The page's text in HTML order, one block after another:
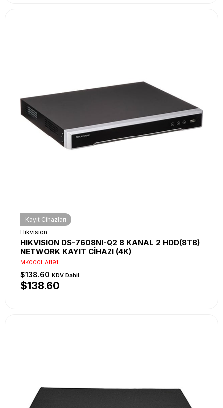
Kayıt Cihazları
Hikvision
HIKVISION DS-7608NI-Q2 8 KANAL 2 HDD(8TB)
NETWORK KAYIT CİHAZI (4K)
MK000HAI191
$138.60 KDV Dahil
$138.60